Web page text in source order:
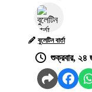
বুলেটিন বার্তা
শুক্রবার,